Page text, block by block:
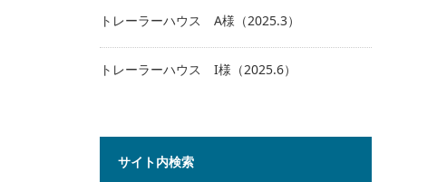
トレーラーハウス A様（2025.3）
トレーラーハウス I様（2025.6）
サイト内検索